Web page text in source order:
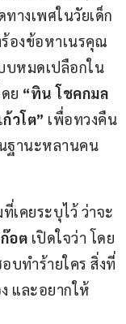
างเพศในวัยเด็ก
องข้อหาเนรคุณ
บหมดเปลือกใน
ย “ทิน โชคกมล
วโต” เพื่อทวงคืน
ฐานะหลานคน
เคยระบุไว้ ว่าจะ
อต เปิดใจว่า โดย
ทำร้ายใคร สิ่งที่
และอยากให้